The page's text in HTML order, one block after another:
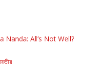
Nanda: All’s Not Well?